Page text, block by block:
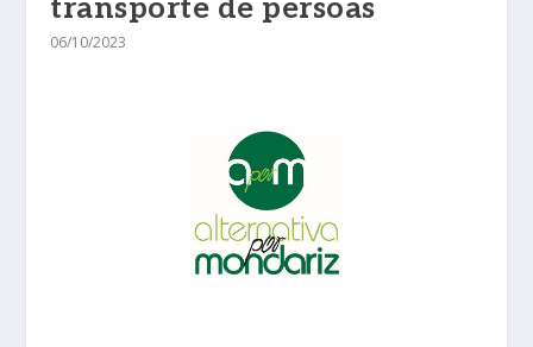
transporte de persoas
06/10/2023